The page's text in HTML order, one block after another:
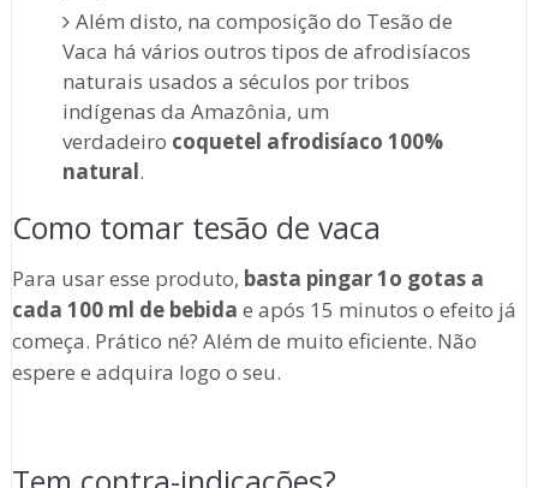
Além disto, na composição do Tesão de
Vaca há vários outros tipos de afrodisíacos
naturais usados a séculos por tribos
indígenas da Amazônia, um
verdadeiro coquetel afrodisíaco 100%
natural.
Como tomar tesão de vaca
Para usar esse produto, basta pingar 1o gotas a
cada 100 ml de bebida e após 15 minutos o efeito já
começa. Prático né? Além de muito eficiente. Não
espere e adquira logo o seu.